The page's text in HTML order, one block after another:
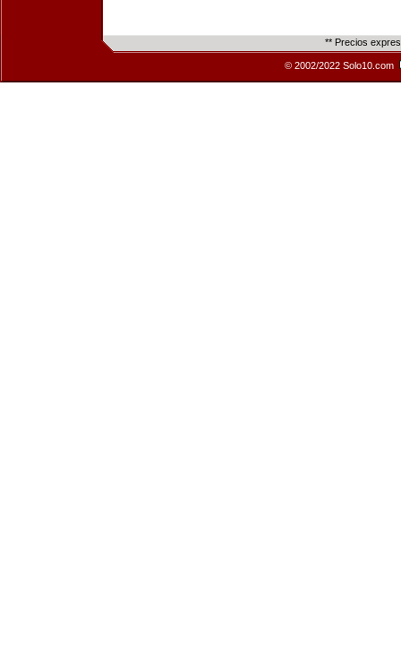
** Precios
© 2002/2022 Solo10.com